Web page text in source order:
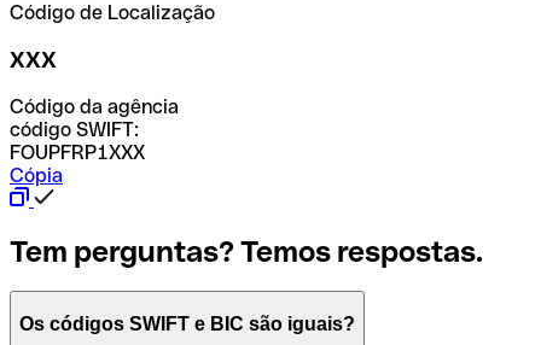
Código de Localização
XXX
Código da agência
código SWIFT:
FOUPFRP1XXX
Cópia
Tem perguntas? Temos respostas.
Os códigos SWIFT e BIC são iguais?